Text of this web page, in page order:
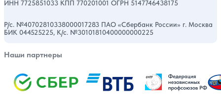
ИНН 7725851033 КПП 770201001 ОГРН 5147746438175
Р/с. №40702810338000017283 ПАО «Сбербанк России» г. Москва
БИК 044525225, К/с. №30101810400000000225
Наши партнеры